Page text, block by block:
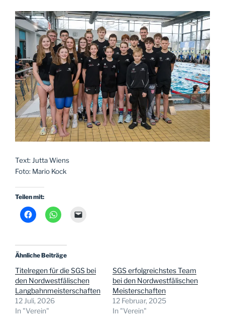
Text: Jutta Wiens
Foto: Mario Kock
Teilen mit:
Ähnliche Beiträge
Titelregen für die SGS bei
den Nordwestfälischen
Langbahnmeisterschaften
12 Juli, 2026
In "Verein"
SGS erfolgreichstes Team
bei den Nordwestfälischen
Meisterschaften
12 Februar, 2025
In "Verein"